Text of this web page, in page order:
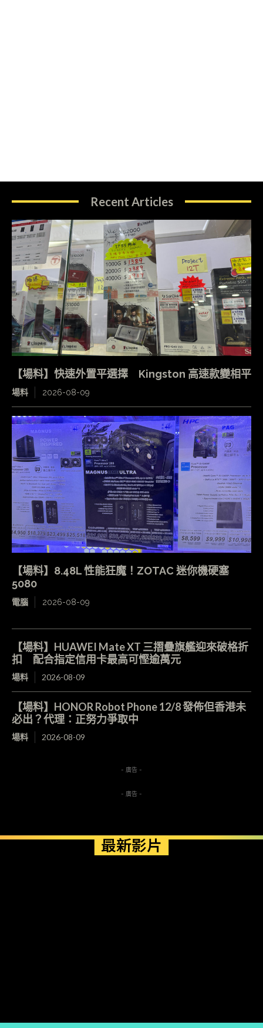
Recent Articles
【場料】快速外置平選擇 Kingston 高速款變相平
場料 2026-08-09
【場料】8.48L 性能狂魔！ZOTAC 迷你機硬塞
5080
電腦 2026-08-09
【場料】HUAWEI Mate XT 三摺疊旗艦迎來破格折
扣 配合指定信用卡最高可慳逾萬元
場料 2026-08-09
【場料】HONOR Robot Phone 12/8 發佈但香港未
必出？代理：正努力爭取中
場料 2026-08-09
- 廣告 -
- 廣告 -
最新影片